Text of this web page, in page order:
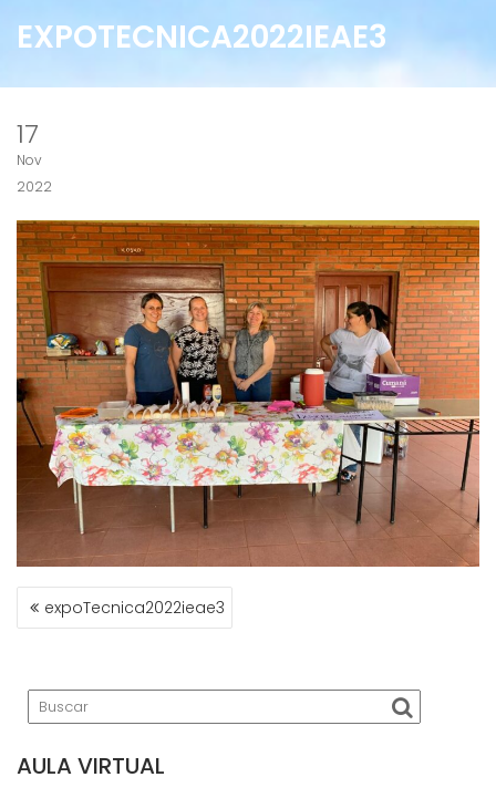
EXPOTECNICA2022IEAE3
17
Nov
2022
NAVEGACIÓN
DEexpoTecnica2022ieae3
AULA VIRTUAL